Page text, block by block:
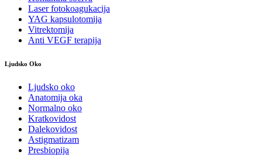
Laser fotokoagukacija
YAG kapsulotomija
Vitrektomija
Anti VEGF terapija
Ljudsko Oko
Ljudsko oko
Anatomija oka
Normalno oko
Kratkovidost
Dalekovidost
Astigmatizam
Presbiopija